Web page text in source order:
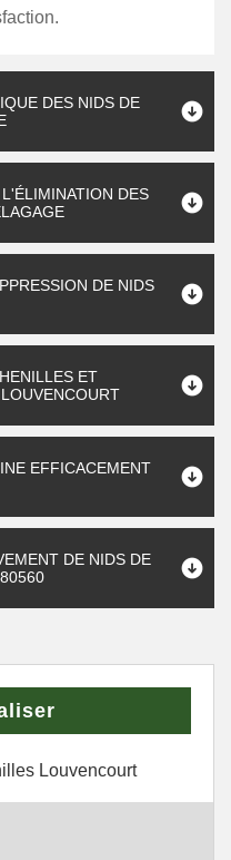
DES NIDS DE
DES
DE NIDS
ET
EFFICACEMENT
DE NIDS DE
Louvencourt